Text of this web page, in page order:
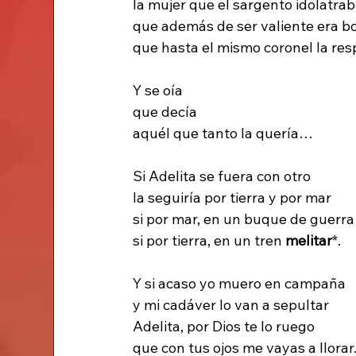
la mujer que el sargento
que además de ser valiente era
que hasta el mismo coronel la
Y se oía
que decía
aquél que tanto la quería…
Si Adelita se fuera con otro
la seguiría por tierra y por mar
si por mar, en un buque de guerra
si por tierra, en un tren melitar*.
Y si acaso yo muero en campaña
y mi cadáver lo van a sepultar
Adelita, por Dios te lo ruego
que con tus ojos me vayas a llorar.